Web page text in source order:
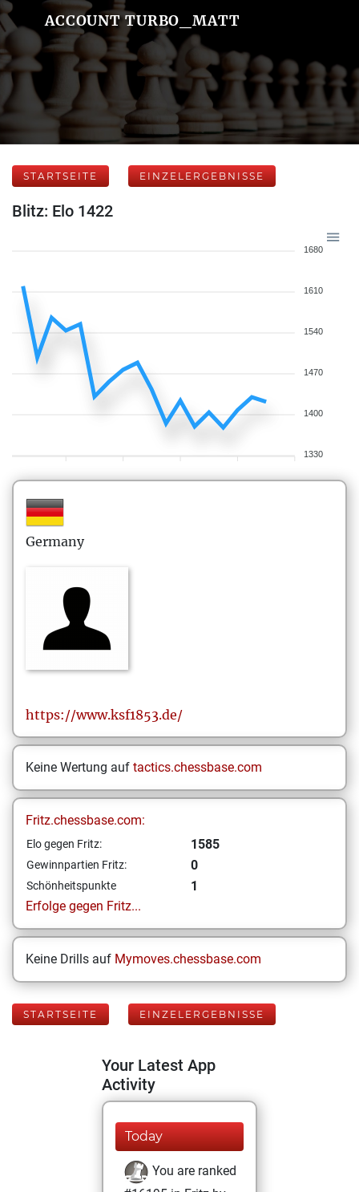
ACCOUNT TURBO_MATT
STARTSEITE EINZELERGEBNISSE
Blitz: Elo 1422
1680
1610
1540
1470
1400
1330
Germany
https://www.ksf1853.de/
Keine Wertung auf tactics.chessbase.com
Fritz.chessbase.com:
Elo gegen Fritz: 1585
Gewinnpartien Fritz: 0
Schönheitspunkte
1
Erfolge gegen Fritz...
Keine Drills auf Mymoves.chessbase.com
STARTSEITE EINZELERGEBNISSE
Your Latest App
Activity
Today
You are ranked